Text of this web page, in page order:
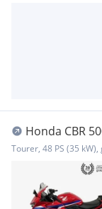
Honda CBR
Tourer, 48 PS (35